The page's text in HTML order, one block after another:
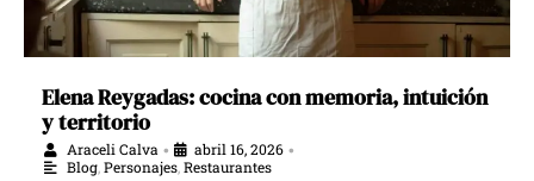
Elena Reygadas: cocina con memoria, intuición
y territorio
Araceli Calva • abril 16, 2026 •
Blog Personajes Restaurantes